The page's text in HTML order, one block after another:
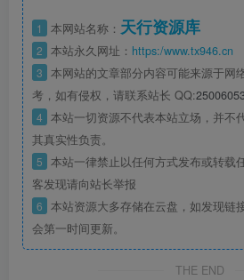
1 本网站名称： 天行资源库
2 本站永久网址： https:/www.tx946.cn
3 本网站的文章部分内容可能来源于网
考，如有侵权，请联系站长 QQ:
4 本站一切资源不代表本站立场，并不
其真实性负责。
5 本站一律禁止以任何方式发布或转载
客发现请向站长举报
6 本站资源大多存储在云盘，如发现链
会第一时间更新。
THE END